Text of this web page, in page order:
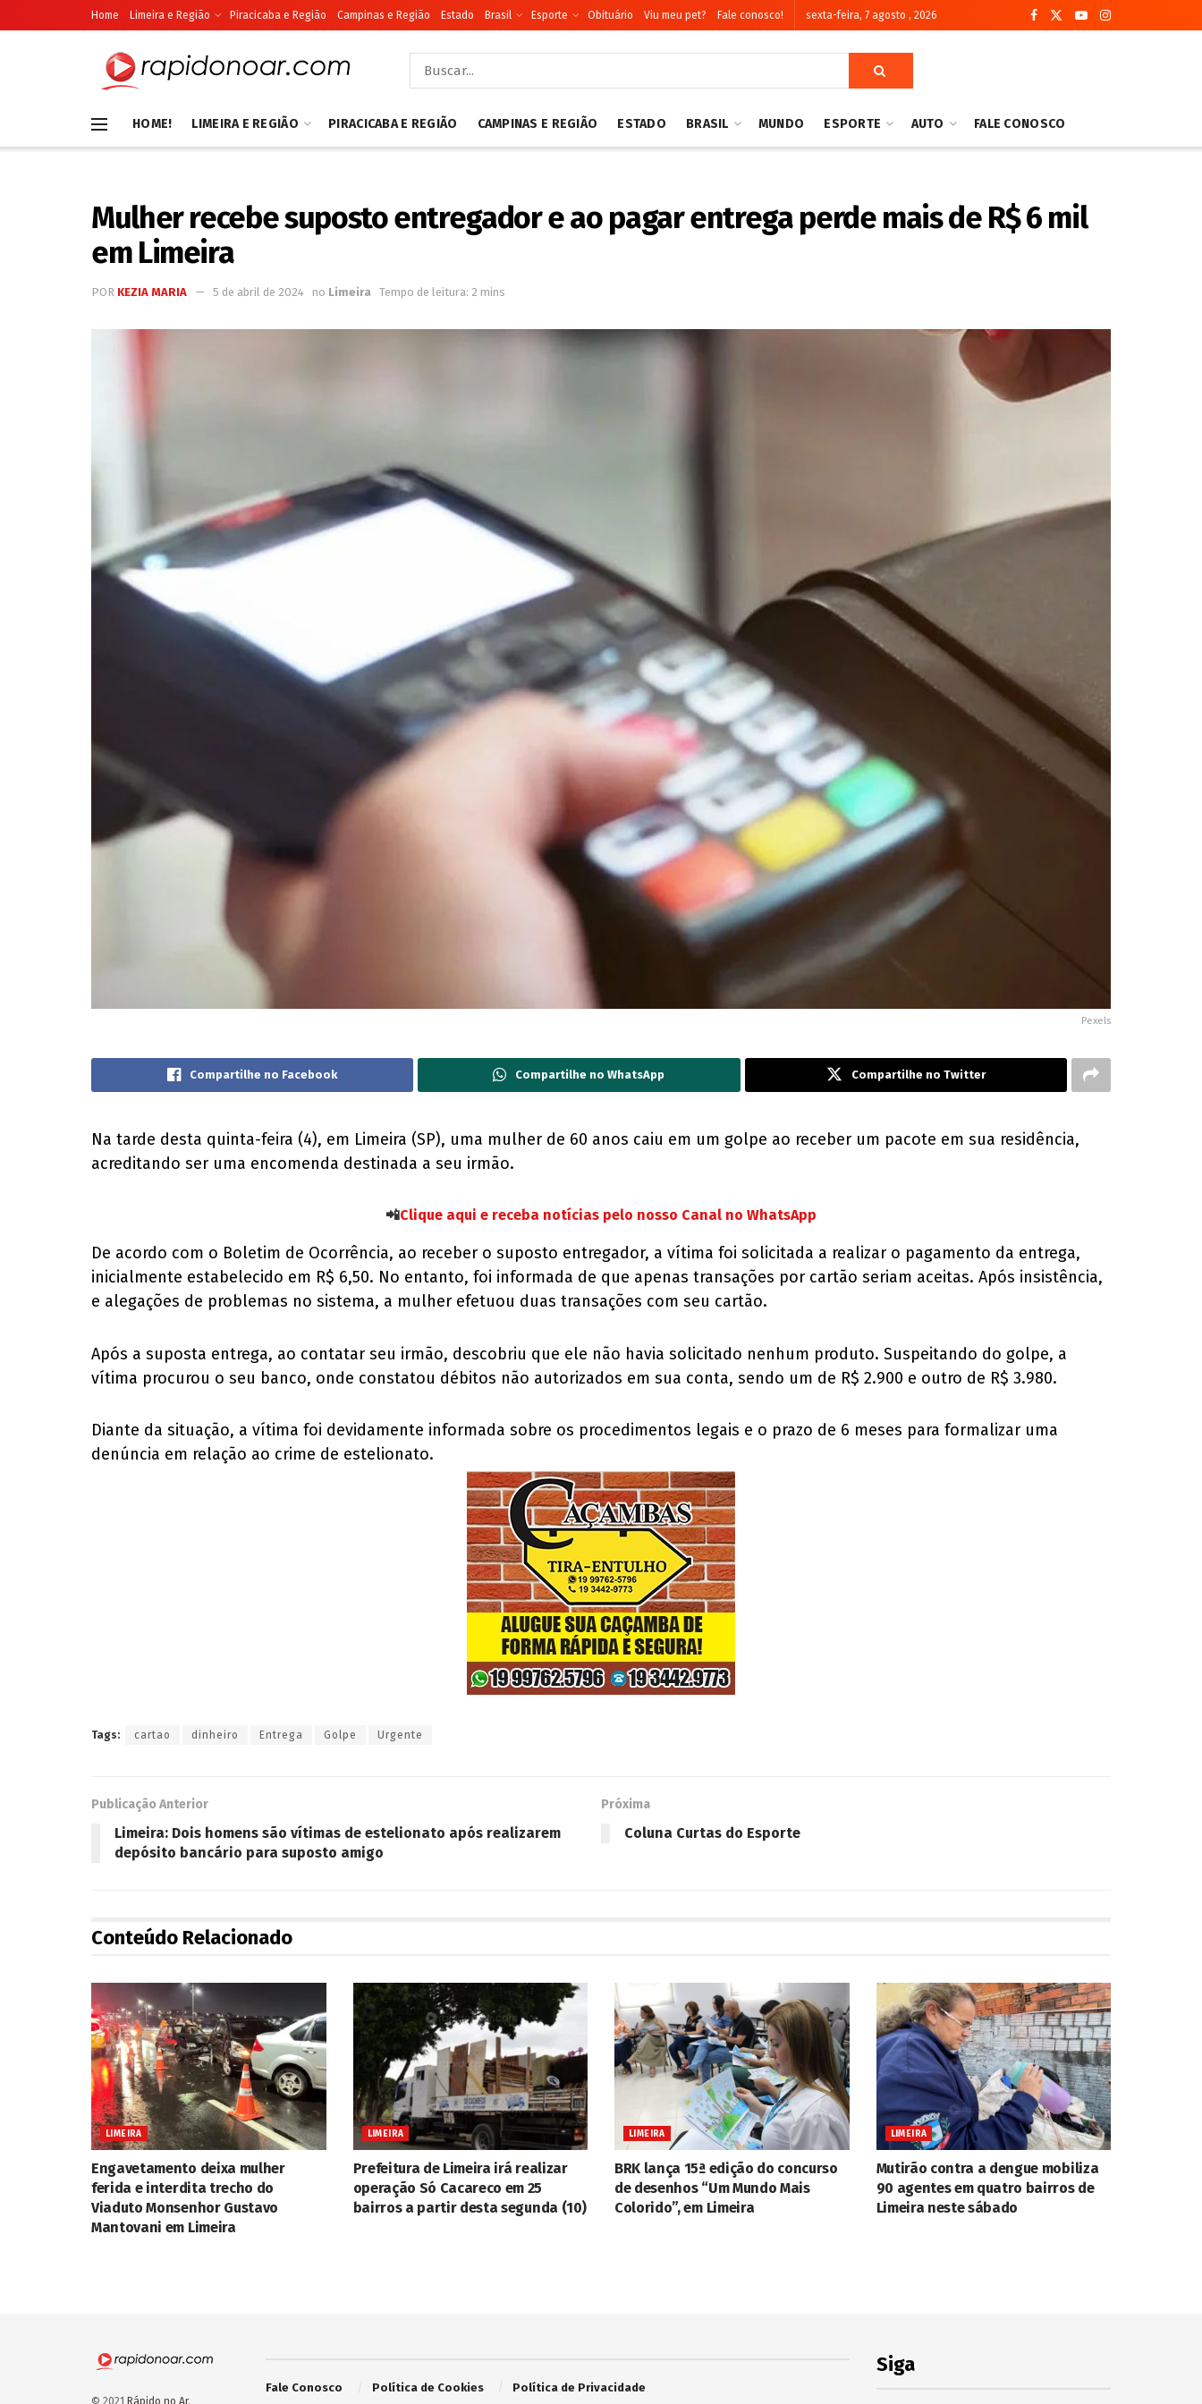
Home Limeira e Região Piracicaba e Região Campinas e Região Estado Brasil Esporte Obituário Viu meu pet? Fale conosco! sexta-feira, 7 agosto , 2026
HOME! LIMEIRA E REGIÃO PIRACICABA E REGIÃO CAMPINAS E REGIÃO ESTADO BRASIL MUNDO ESPORTE AUTO FALE CONOSCO
Mulher recebe suposto entregador e ao pagar entrega perde mais de R$ 6 mil
em Limeira
POR KEZIA MARIA 5 de abril de 2024 no Limeira Tempo de leitura: 2 mins
Pexels
Compartilhe no Facebook Compartilhe no WhatsApp Compartilhe no Twitter
Na tarde desta quinta-feira (4), em Limeira (SP), uma mulher de 60 anos caiu em um golpe ao receber um pacote em sua residência,
acreditando ser uma encomenda destinada a seu irmão.
📲Clique aqui e receba notícias pelo nosso Canal no WhatsApp
De acordo com o Boletim de Ocorrência, ao receber o suposto entregador, a vítima foi solicitada a realizar o pagamento da entrega,
inicialmente estabelecido em R$ 6,50. No entanto, foi informada de que apenas transações por cartão seriam aceitas. Após insistência,
e alegações de problemas no sistema, a mulher efetuou duas transações com seu cartão.
Após a suposta entrega, ao contatar seu irmão, descobriu que ele não havia solicitado nenhum produto. Suspeitando do golpe, a
vítima procurou o seu banco, onde constatou débitos não autorizados em sua conta, sendo um de R$ 2.900 e outro de R$ 3.980.
Diante da situação, a vítima foi devidamente informada sobre os procedimentos legais e o prazo de 6 meses para formalizar uma
denúncia em relação ao crime de estelionato.
Tags: cartao dinheiro Entrega Golpe Urgente
Publicação Anterior
Limeira: Dois homens são vítimas de estelionato após realizarem
depósito bancário para suposto amigo
Próxima
Coluna Curtas do Esporte
Conteúdo Relacionado
LIMEIRA
Engavetamento deixa mulher
ferida e interdita trecho do
Viaduto Monsenhor Gustavo
Mantovani em Limeira
LIMEIRA
Prefeitura de Limeira irá realizar
operação Só Cacareco em 25
bairros a partir desta segunda (10)
LIMEIRA
BRK lança 15ª edição do concurso
de desenhos “Um Mundo Mais
Colorido”, em Limeira
LIMEIRA
Mutirão contra a dengue mobiliza
90 agentes em quatro bairros de
Limeira neste sábado
Fale Conosco Política de Cookies Política de Privacidade
Siga